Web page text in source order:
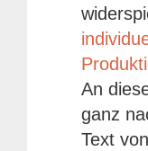
An
ganz
Text